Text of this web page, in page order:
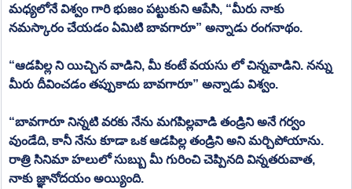
మధ్యలోనే విశ్వం గారి భుజం పట్టుకుని ఆపేసి, “మీరు నాకు
నమస్కారం చేయడం ఏమిటి బావగారూ” అన్నాడు రంగనాథం.
“ఆడపిల్ల ని యిచ్చిన వాడిని, మీ కంటే వయసు లో చిన్నవాడిని. నన్ను
మీరు దీవించడం తప్పుకాదు బావగారూ” అన్నాడు విశ్వం.
“బావగారూ నిన్నటి వరకు నేను మగపిల్లవాడి తండ్రిని అనే గర్వం
వుండేది, కానీ నేను కూడా ఒక ఆడపిల్ల తండ్రిని అని మర్చిపోయాను.
రాత్రి సినిమా హలులో సుబ్బు మీ గురించి చెప్పినది విన్నతరువాత,
నాకు జ్ఞానోదయం అయ్యింది.